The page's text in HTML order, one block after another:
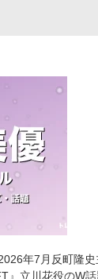
年7月反町隆
』立川花役のW